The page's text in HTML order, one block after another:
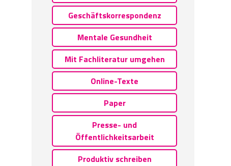
Geschäftskorrespondenz
Mentale Gesundheit
Mit Fachliteratur umgehen
Online-Texte
Paper
Presse- und
Öffentlichkeitsarbeit
Produktiv schreiben